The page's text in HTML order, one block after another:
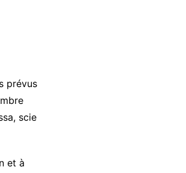
prévus
scie
et à